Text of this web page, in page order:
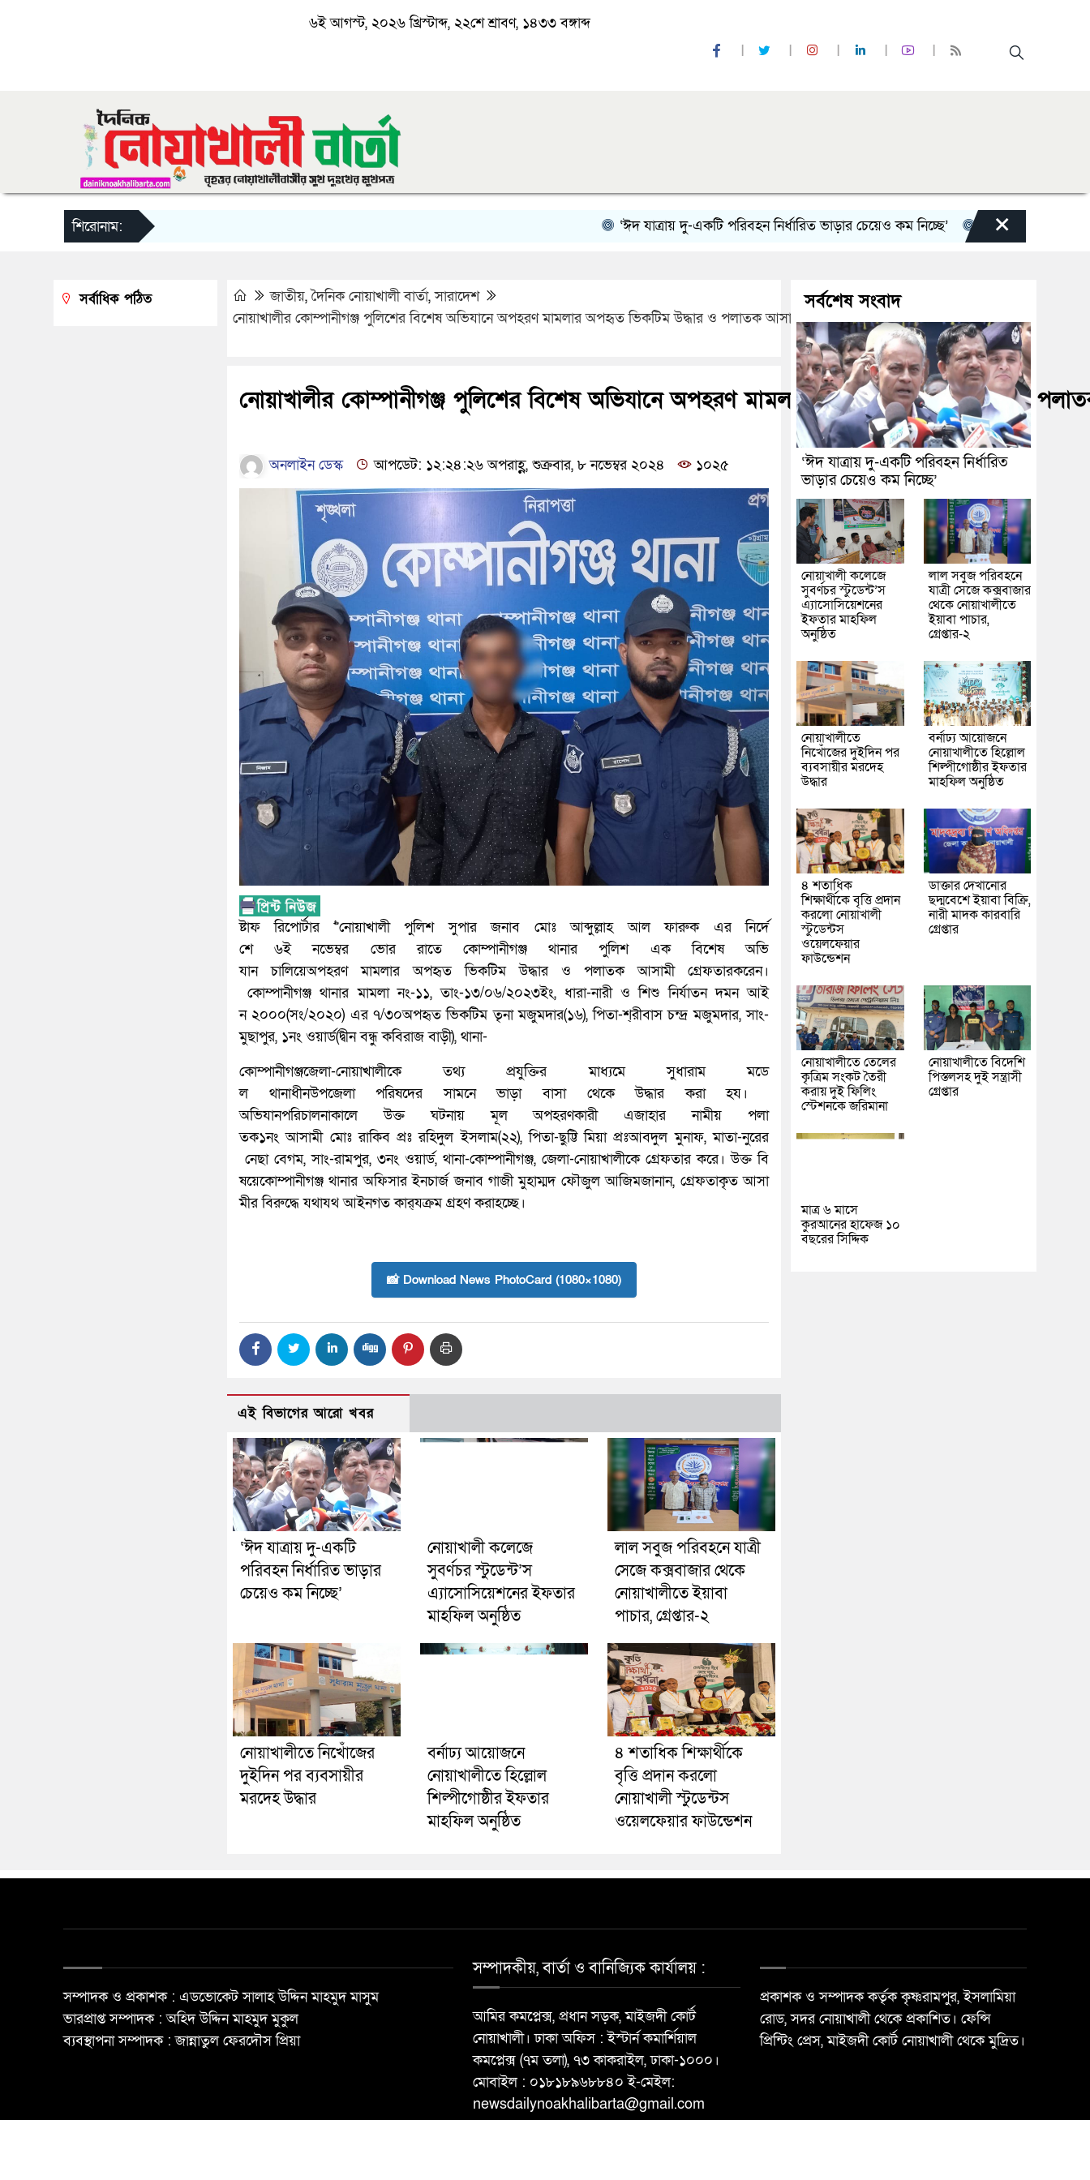
৬ই আগস্ট, ২০২৬ খ্রিস্টাব্দ, ২২শে শ্রাবণ, ১৪৩৩ বঙ্গাব্দ
শিরোনাম: ‘ঈদ যাত্রায় দু-একটি পরিবহন নির্ধারিত ভাড়ার চেয়েও কম নিচ্ছে’ নোয়াখালী কলেজে সুবর্ণচর
×
জাতীয়,দৈনিক নোয়াখালী বার্তা,সারাদেশ
নোয়াখালীর কোম্পানীগঞ্জ পুলিশের বিশেষ অভিযানে অপহরণ মামলার অপহৃত ভিকটিম উদ্ধার ও পলাতক আসামী গ্রেফতার।
নোয়াখালীর কোম্পানীগঞ্জ পুলিশের বিশেষ অভিযানে অপহরণ মামলার অপহৃত ভিকটিম উদ্ধার ও
অনলাইন ডেস্ক আপডেট: ১২:২৪:২৬ অপরাহ্ণ, শুক্রবার, ৮ নভেম্বর ২০২৪ ১০২৫
ষ্টাফ রিপোর্টার >>নোয়াখালী পুলিশ সুপার জনাব মোঃআব্দুল্লাহ আল ফারুক এর নির্দে
শে ৬ই নভেম্বর ভোর রাতে কোম্পানীগঞ্জ থানার পুলিশ এক বিশেষ অভি
যান চালিয়েঅপহরণ মামলার অপহৃত ভিকটিম উদ্ধার ও পলাতক আসামী গ্রেফতারকরেন।
কোম্পানীগঞ্জ থানার মামলা নং-১১, তাং-১৩/০৬/২০২৩ইং, ধারা-নারী ও শিশু নির্যাতন দমন আই
ন ২০০০(সং/২০২০) এর ৭/৩০অপহৃত ভিকটিম তৃনা মজুমদার(১৬), পিতা-শ্রীবাস চন্দ্র মজুমদার, সাং-
মুছাপুর, ১নং ওয়ার্ড(দ্বীন বন্ধু কবিরাজ বাড়ী), থানা-
কোম্পানীগঞ্জজেলা-নোয়াখালীকে তথ্য প্রযুক্তির মাধ্যমে সুধারাম মডে
ল থানাধীনউপজেলা পরিষদের সামনেভাড়া বাসা থেকে উদ্ধার করা হয।
অভিযানপরিচালনাকালে উক্ত ঘটনায়মূল অপহরণকারী এজাহার নামীয় পলা
তক১নং আসামী মোঃ রাকিব প্রঃ রহিদুল ইসলাম(২২), পিতা-ছুট্টি মিয়া প্রঃআবদুল মুনাফ, মাতা-নুরের
নেছা বেগম, সাং-রামপুর, ৩নং ওয়ার্ড, থানা-কোম্পানীগঞ্জ, জেলা-নোয়াখালীকে গ্রেফতার করে। উক্ত বি
ষয়েকোম্পানীগঞ্জ থানার অফিসারইনচার্জ জনাব গাজী মুহাম্মদ ফৌজুল আজিমজানান, গ্রেফতাকৃত আসা
মীর বিরুদ্ধে যথাযথ আইনগত কার্যক্রম গ্রহণ করাহচ্ছে।
📸 Download News PhotoCard (1080×1080)
এই বিভাগের আরো খবর
‘ঈদ যাত্রায় দু-একটি
পরিবহন নির্ধারিত ভাড়ার
চেয়েও কম নিচ্ছে’
নোয়াখালী কলেজে
সুবর্ণচর স্টুডেন্ট’স
এ্যাসোসিয়েশনের ইফতার
মাহফিল অনুষ্ঠিত
লাল সবুজ পরিবহনে যাত্রী
সেজে কক্সবাজার থেকে
নোয়াখালীতে ইয়াবা
পাচার, গ্রেপ্তার-২
নোয়াখালীতে নিখোঁজের
দুইদিন পর ব্যবসায়ীর
মরদেহ উদ্ধার
বর্নাঢ্য আয়োজনে
নোয়াখালীতে হিল্লোল
শিল্পীগোষ্ঠীর ইফতার
মাহফিল অনুষ্ঠিত
৪ শতাধিক শিক্ষার্থীকে
বৃত্তি প্রদান করলো
নোয়াখালী স্টুডেন্টস
ওয়েলফেয়ার ফাউন্ডেশন
সর্বাধিক পঠিত সর্বশেষ সংবাদ
‘ঈদ যাত্রায় দু-একটি পরিবহন নির্ধারিত
ভাড়ার চেয়েও কম নিচ্ছে’
নোয়াখালী কলেজে
সুবর্ণচর স্টুডেন্ট’স
এ্যাসোসিয়েশনের
ইফতার মাহফিল
অনুষ্ঠিত
লাল সবুজ পরিবহনে
যাত্রী সেজে কক্সবাজার
থেকে নোয়াখালীতে
ইয়াবা পাচার,
গ্রেপ্তার-২
নোয়াখালীতে
নিখোঁজের দুইদিন পর
ব্যবসায়ীর মরদেহ
উদ্ধার
বর্নাঢ্য আয়োজনে
নোয়াখালীতে হিল্লোল
শিল্পীগোষ্ঠীর ইফতার
মাহফিল অনুষ্ঠিত
৪ শতাধিক
শিক্ষার্থীকে বৃত্তি প্রদান
করলো নোয়াখালী
স্টুডেন্টস
ওয়েলফেয়ার
ফাউন্ডেশন
ডাক্তার দেখানোর
ছদ্মবেশে ইয়াবা বিক্রি,
নারী মাদক কারবারি
গ্রেপ্তার
নোয়াখালীতে তেলের
কৃত্রিম সংকট তৈরী
করায় দুই ফিলিং
স্টেশনকে জরিমানা
নোয়াখালীতে বিদেশি
পিস্তলসহ দুই সন্ত্রাসী
গ্রেপ্তার
মাত্র ৬ মাসে
কুরআনের হাফেজ ১০
বছরের সিদ্দিক
সম্পাদক ও প্রকাশক : এডভোকেট সালাহ উদ্দিন মাহমুদ মাসুম
ভারপ্রাপ্ত সম্পাদক : অহিদ উদ্দিন মাহমুদ মুকুল
ব্যবস্থাপনা সম্পাদক : জান্নাতুল ফেরদৌস প্রিয়া
সম্পাদকীয়, বার্তা ও বানিজ্যিক কার্যালয় :
আমির কমপ্লেক্স, প্রধান সড়ক, মাইজদী কোর্ট
নোয়াখালী। ঢাকা অফিস : ইস্টার্ন কমার্শিয়াল
কমপ্লেক্স (৭ম তলা), ৭৩ কাকরাইল, ঢাকা-১০০০।
মোবাইল : ০১৮১৮৯৬৮৮৪০ ই-মেইল:
newsdailynoakhalibarta@gmail.com
প্রকাশক ও সম্পাদক কর্তৃক কৃষ্ণরামপুর, ইসলামিয়া
রোড, সদর নোয়াখালী থেকে প্রকাশিত। ফেন্সি
প্রিন্টিং প্রেস, মাইজদী কোর্ট নোয়াখালী থেকে মুদ্রিত।